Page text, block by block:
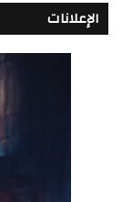
الإعلانات